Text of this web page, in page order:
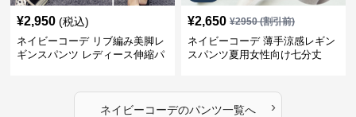
¥2,950 (税込)
ネイビーコーデ リブ編み美脚レ
ギンスパンツ レディース伸縮パ
¥2,650 ¥2950(割引前)
ネイビーコーデ 薄手涼感レギン
スパンツ夏用女性向け七分丈
ネイビーコーデのパンツ一覧へ ›